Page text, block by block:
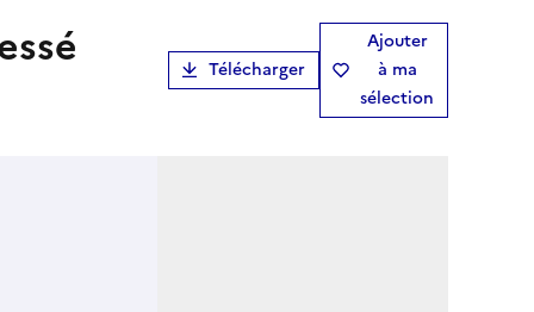
Télécharger
Ajouter
à ma
sélection